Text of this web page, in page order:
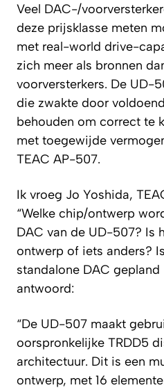
Veel DAC-/
deze prijsklasse meten
met real-world drive-
zich meer als bronnen
voorversterkers. De UD-
die zwakte door
behouden om correct te
met toegewijde
TEAC AP-507.
Ik vroeg Jo Yoshida,
“Welke chip/ontwerp
DAC van de UD-507? Is
ontwerp of iets anders?
standalone DAC
antwoord:
“De UD-507 maakt
oorspronkelijke TRDD5
architectuur. Dit is een
ontwerp, met 16